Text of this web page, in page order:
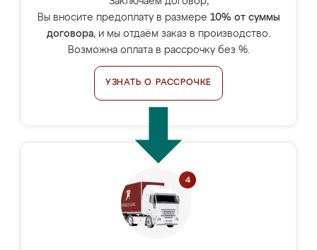
Вы вносите предоплату в размере 10% от суммы
договора, и мы отдаём заказ в производство.
Возможна оплата в рассрочку без %.
УЗНАТЬ О РАССРОЧКЕ